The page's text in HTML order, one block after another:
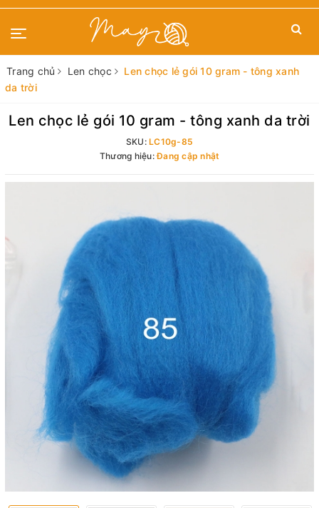
Trang chủ Len chọc
Len chọc lẻ gói 10 gram - tông xanh
da trời
Len chọc lẻ gói 10 gram - tông xanh da trời
SKU:LC10g-85
Thương hiệu:Đang cập nhật